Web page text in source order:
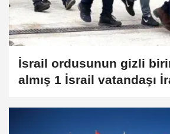
İsrail ordusunun gizli
almış 1 İsrail vatandaşı
casusluktan tutuklandı